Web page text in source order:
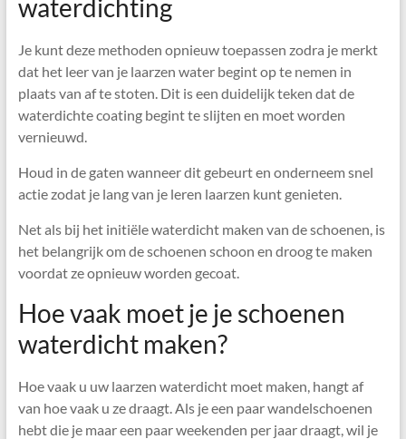
waterdichting
Je kunt deze methoden opnieuw toepassen zodra je merkt
dat het leer van je laarzen water begint op te nemen in
plaats van af te stoten. Dit is een duidelijk teken dat de
waterdichte coating begint te slijten en moet worden
vernieuwd.
Houd in de gaten wanneer dit gebeurt en onderneem snel
actie zodat je lang van je leren laarzen kunt genieten.
Net als bij het initiële waterdicht maken van de schoenen, is
het belangrijk om de schoenen schoon en droog te maken
voordat ze opnieuw worden gecoat.
Hoe vaak moet je je schoenen
waterdicht maken?
Hoe vaak u uw laarzen waterdicht moet maken, hangt af
van hoe vaak u ze draagt. Als je een paar wandelschoenen
hebt die je maar een paar weekenden per jaar draagt, wil je